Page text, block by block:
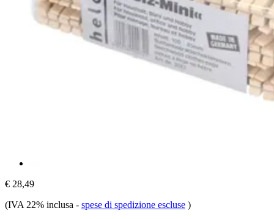
€ 28,49
(IVA 22% inclusa - spese di spedizione escluse )